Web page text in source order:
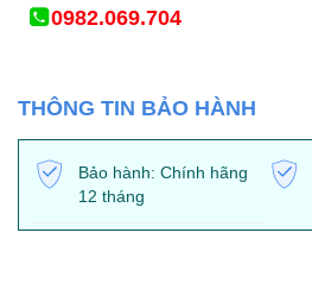
0982.069.704
THÔNG TIN BẢO HÀNH
Bảo hành: Chính hãng
12 tháng